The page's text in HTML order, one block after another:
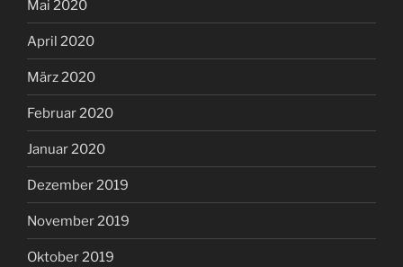
Mai 2020
April 2020
März 2020
Februar 2020
Januar 2020
Dezember 2019
November 2019
Oktober 2019